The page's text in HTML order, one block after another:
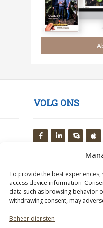
To provide the best
access device information.
data such as browsing behavior
withdrawing consent, may
Beheer diensten
VOLG ONS